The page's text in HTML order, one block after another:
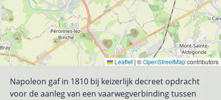
Leaflet |©OpenStreetMapcontributors
Napoleon gaf in 1810 bij keizerlijk decreet opdracht
voor de aanleg van een vaarwegverbinding tussen